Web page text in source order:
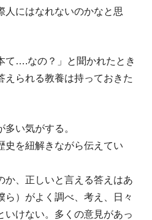
人にはなれないのかなと思
て….なの？」と聞かれたとき
えられる教養は持っておきた
い気がする。
史を紐解きながら伝えてい
か、正しいと言える答えはあ
ら）がよく調べ、考え、日々
いけない。多くの意見があっ